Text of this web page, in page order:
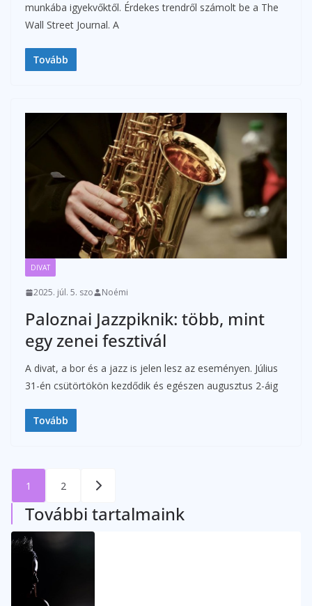
munkába igyekvőktől. Érdekes trendről számolt be a The
Wall Street Journal. A
Tovább
DIVAT
2025. júl. 5. szo Noémi
Paloznai Jazzpiknik: több, mint
egy zenei fesztivál
A divat, a bor és a jazz is jelen lesz az eseményen. Július
31-én csütörtökön kezdődik és egészen augusztus 2-áig
Tovább
Bejegyzések
lapozása
1 2
További tartalmaink